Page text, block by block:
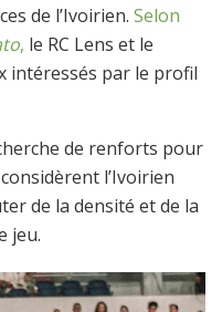
de l’Ivoirien. Selon
, le RC Lens et le
intéressés par le profil
de renforts pour
l’Ivoirien
de la densité et de la
jeu.